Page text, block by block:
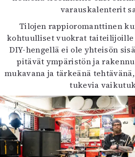
varauskalenterit
Tilojen rappioromanttinen
kohtuulliset vuokrat taiteilijoille
DIY-hengellä ei ole yhteisön
pitävät ympäristön ja
mukavana ja tärkeänä
tukevia